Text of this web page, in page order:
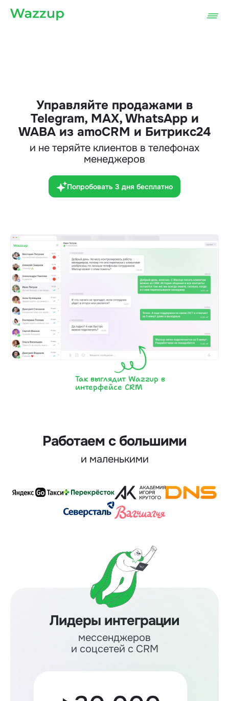
Управляйте продажами в
Telegram, MAX, WhatsApp и
WABA из amoCRM и Битрикс24
и не теряйте клиентов в телефонах
менеджеров
Попробовать 3 дня бесплатно
Так выглядит Wazzup в
интерфейсе CRM
Работаем с большими
и маленькими
Лидеры интеграции
мессенджеров
и соцсетей с CRM